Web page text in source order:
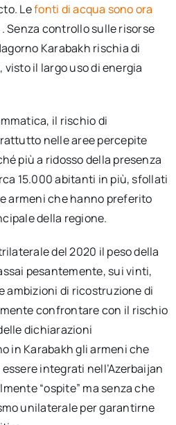
Lefonti di acqua sono ora
. Senza controllo sulle risorse
Karabakh rischia di
il largo uso di energia
il rischio di
nelle aree percepite
più a ridosso della presenza
15.000 abitanti in più, sfollati
armeni che hanno preferito
della regione.
del 2020 il peso della
pesantemente, sui vinti,
ambizioni di ricostruzione di
confrontare con il rischio
dichiarazioni
in Karabakh gli armeni che
integrati nell’Azerbaijan
“ospite” ma senza che
unilaterale per garantirne